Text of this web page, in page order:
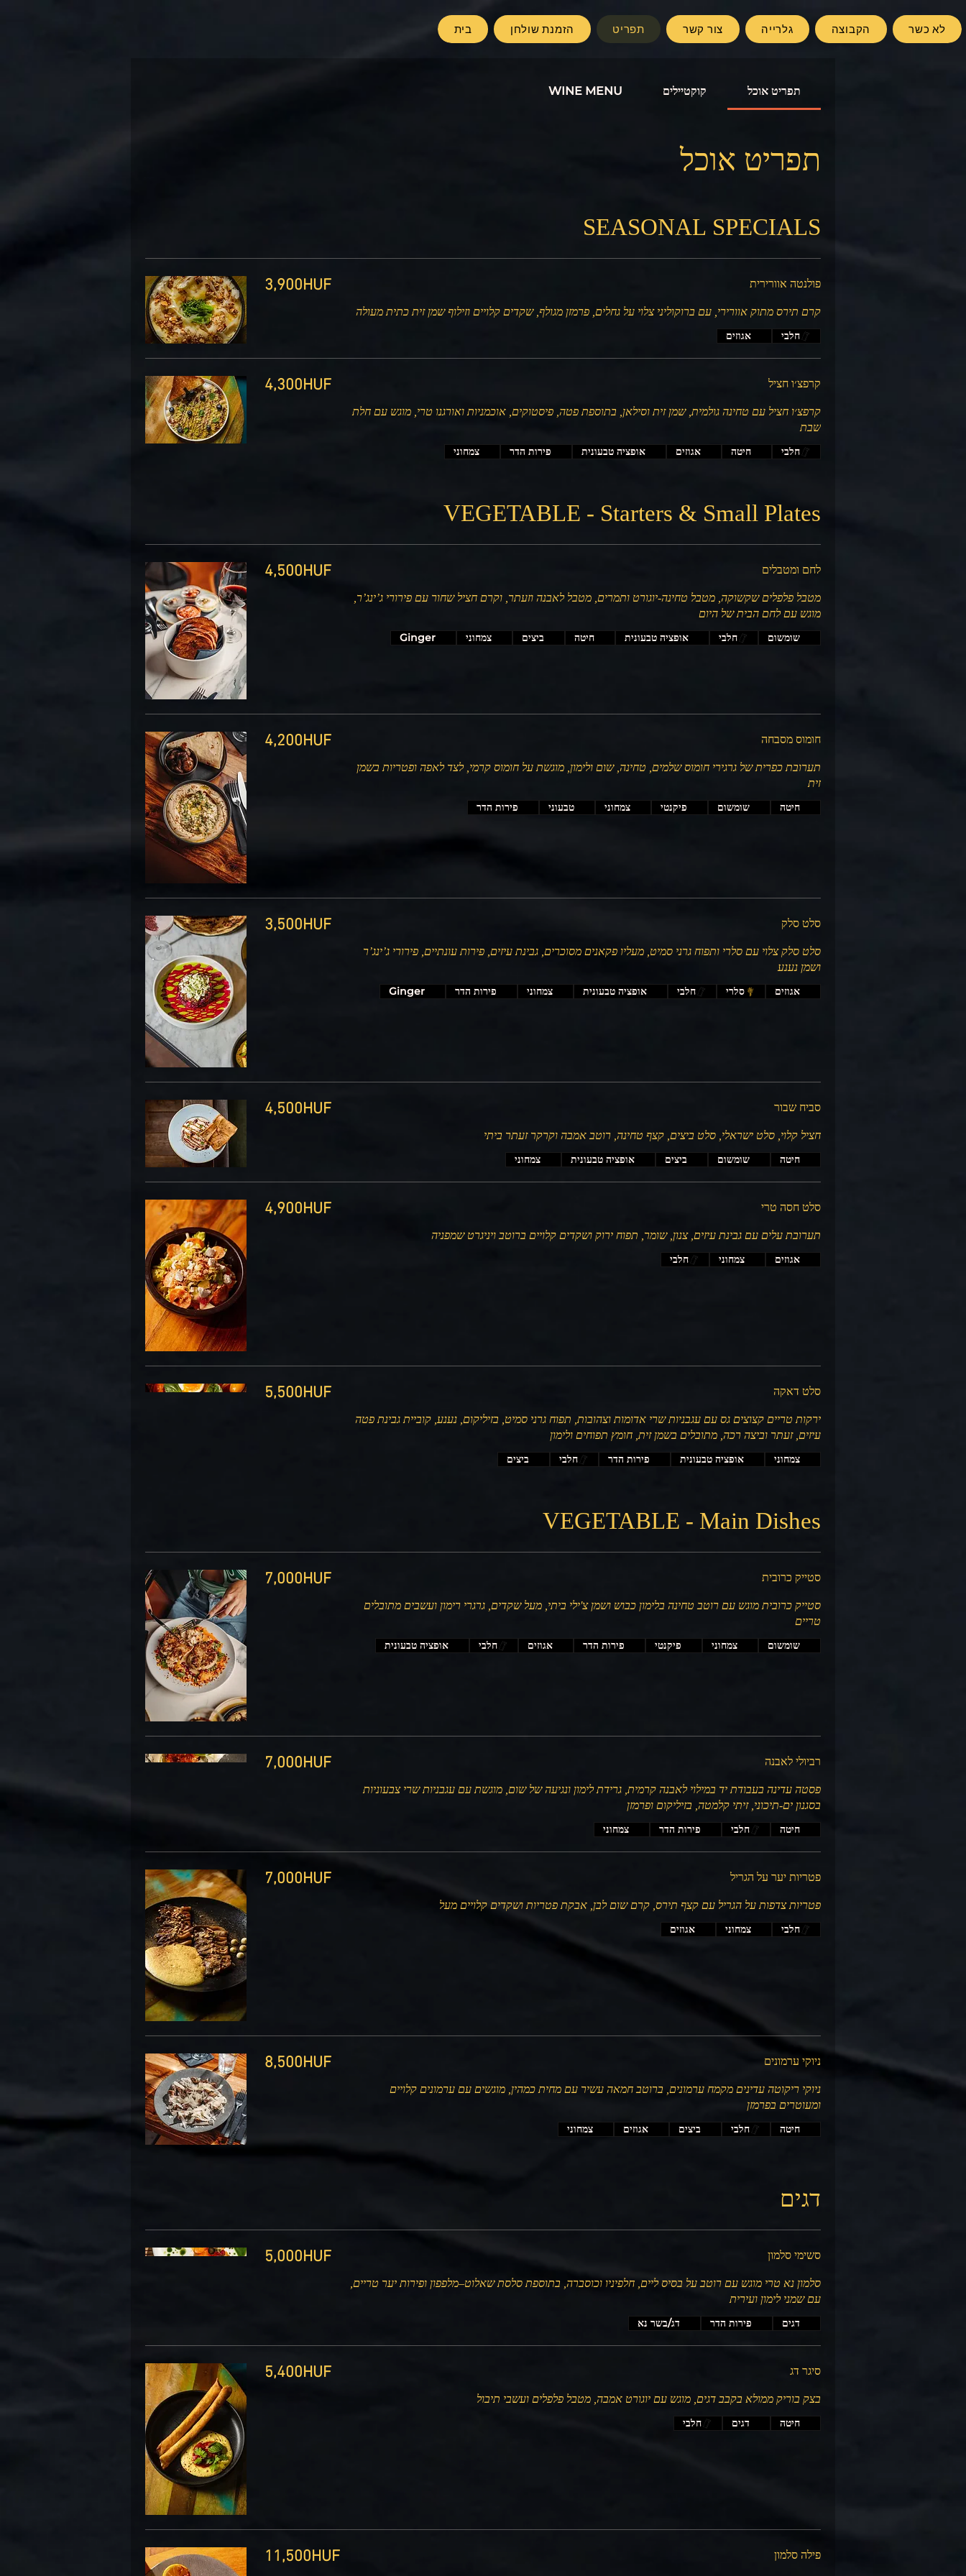
בית הזמנת שולחן תפריט צור קשר גלרייה הקבוצה לא כשר
תפריט אוכל קוקטיילים WINE MENU
תפריט אוכל
SEASONAL SPECIALS
פולנטה אוורירית
קרם תירס מתוק אוורירי, עם ברוקוליני צלוי על גחלים, פרמזן מגולף, שקדים קלויים וזילוף שמן זית כתית מעולה
‏3,900 ‏HUF
חלבי אגוזים
קרפצ׳ו חציל
קרפצ׳ו חציל עם טחינה גולמית, שמן זית וסילאן, בתוספת פטה, פיסטוקים, אוכמניות ואורגנו טרי, מוגש עם חלת
שבת
‏4,300 ‏HUF
חלבי חיטה אגוזים אופציה טבעונית פירות הדר צמחוני
VEGETABLE - Starters & Small Plates
לחם ומטבלים
מטבל פלפלים שקשוקה, מטבל טחינה-יוגורט ותמרים, מטבל לאבנה וזעתר, וקרם חציל שחור עם פירורי ג’ינג’ר,
מוגש עם לחם הבית של היום
‏4,500 ‏HUF
שומשום חלבי אופציה טבעונית חיטה ביצים צמחוני Ginger
חומוס מסבחה
תערובת כפרית של גרגירי חומוס שלמים, טחינה, שום ולימון, מוגשת על חומוס קרמי, לצד לאפה ופטריות בשמן
זית
‏4,200 ‏HUF
חיטה שומשום פיקנטי צמחוני טבעוני פירות הדר
סלט סלק
סלט סלק צלוי עם סלרי ותפוח גרני סמיט, מעליו פקאנים מסוכרים, גבינת עיזים, פירות עונתיים, פירורי ג’ינג’ר
ושמן נענע
‏3,500 ‏HUF
אגוזים סלרי חלבי אופציה טבעונית צמחוני פירות הדר Ginger
סביח שבור
חציל קלוי, סלט ישראלי, סלט ביצים, קצף טחינה, רוטב אמבה וקרקר זעתר ביתי
‏4,500 ‏HUF
חיטה שומשום ביצים אופציה טבעונית צמחוני
סלט חסה טרי
תערובת עלים עם גבינת עיזים, צנון, שומר, תפוח ירוק ושקדים קלויים ברוטב ויניגרט שמפניה
‏4,900 ‏HUF
אגוזים צמחוני חלבי
סלט דאקה
ירקות טריים קצוצים גס עם עגבניות שרי אדומות וצהובות, תפוח גרני סמיט, בזיליקום, נענע, קוביית גבינת פטה
עיזים, זעתר וביצה רכה, מתובלים בשמן זית, חומץ תפוחים ולימון
‏5,500 ‏HUF
צמחוני אופציה טבעונית פירות הדר חלבי ביצים
VEGETABLE - Main Dishes
סטייק כרובית
סטייק כרובית מוגש עם רוטב טחינה בלימון כבוש ושמן צ'ילי ביתי, מעל שקדים, גרגרי רימון ועשבים מתובלים
טריים
‏7,000 ‏HUF
שומשום צמחוני פיקנטי פירות הדר אגוזים חלבי אופציה טבעונית
רביולי לאבנה
פסטה עדינה בעבודת יד במילוי לאבנה קרמית, גרידת לימון ונגיעה של שום, מוגשת עם עגבניות שרי צבעוניות
בסגנון ים-תיכוני, זיתי קלמטה, בזיליקום ופרמזן
‏7,000 ‏HUF
חיטה חלבי פירות הדר צמחוני
פטריות יער על הגריל
פטריות צדפות על הגריל עם קצף תירס, קרם שום לבן, אבקת פטריות ושקדים קלויים מעל
‏7,000 ‏HUF
חלבי צמחוני אגוזים
ניוקי ערמונים
ניוקי ריקוטה עדינים מקמח ערמונים, ברוטב חמאה עשיר עם מחית כמהין, מוגשים עם ערמונים קלויים
ומעוטרים בפרמזן
‏8,500 ‏HUF
חיטה חלבי ביצים אגוזים צמחוני
דגים
סשימי סלמון
סלמון נא טרי מוגש עם רוטב על בסיס ליים, חלפיניו וכוסברה, בתוספת סלסת שאלוט–מלפפון ופירות יער טריים,
עם שמני לימון ועירית
‏5,000 ‏HUF
דגים פירות הדר דג/בשר נא
סיגר דג
בצק בוריק ממולא בקבב דגים, מוגש עם יוגורט אמבה, מטבל פלפלים ועשבי תיבול
‏5,400 ‏HUF
חיטה דגים חלבי
פילה סלמון ‏11,500 ‏HUF